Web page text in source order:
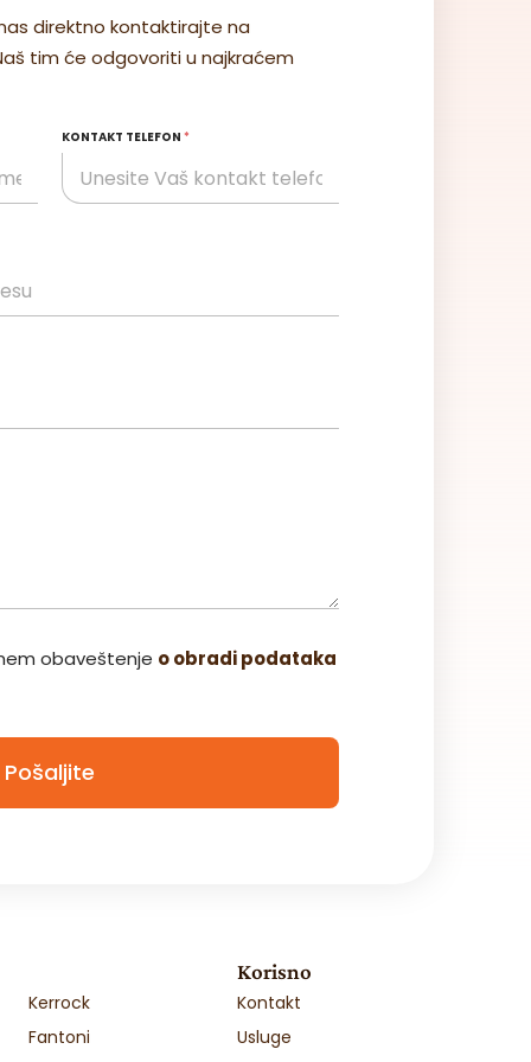
Cena na upit
direktno kontaktirajte na
tim će odgovoriti u najkraćem
KONTAKT TELEFON *
obaveštenje o obradi podataka
Pošaljite
Kerrock
Fantoni
Korisno
Kontakt
Usluge